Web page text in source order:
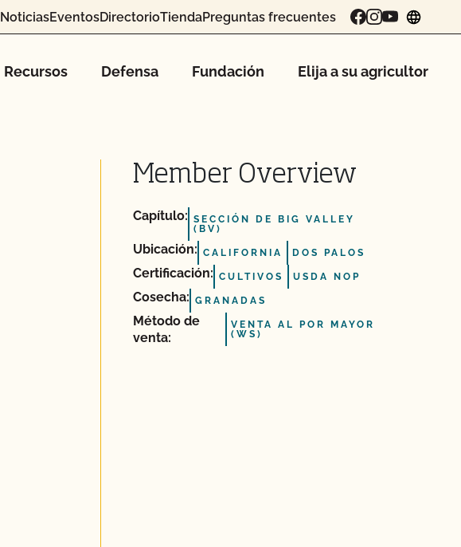
NoticiasEventosDirectorioTiendaPreguntas frecuentes
Recursos Defensa Fundación Elija a su agricultor
Member Overview
Capítulo: SECCIÓN DE BIG VALLEY
(BV)
Ubicación: CALIFORNIA DOS PALOS
Certificación: CULTIVOS USDA NOP
Cosecha: GRANADAS
Método de
venta:
VENTA AL POR MAYOR
(WS)